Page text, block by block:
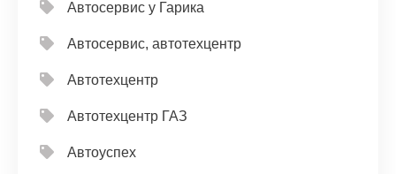
Автосервис у Гарика
Автосервис, автотехцентр
Автотехцентр
Автотехцентр ГАЗ
Автоуспех